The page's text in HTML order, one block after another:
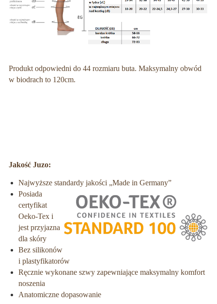
Produkt odpowiedni do 44 rozmiaru buta. Maksymalny obwód
w biodrach to 120cm.
Jakość Juzo:
Najwyższe standardy jakości „Made in Germany”
Posiada
certyfikat
Oeko-Tex i
jest przyjazna
dla skóry
Bez silikonów
i plastyfikatorów
Ręcznie wykonane szwy zapewniające maksymalny komfort
noszenia
Anatomiczne dopasowanie